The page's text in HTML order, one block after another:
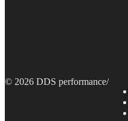
© 2026 DDS performance/